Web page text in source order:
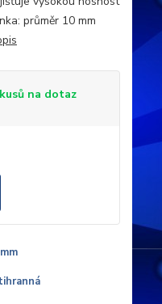
průměr 10 mm
na dotaz